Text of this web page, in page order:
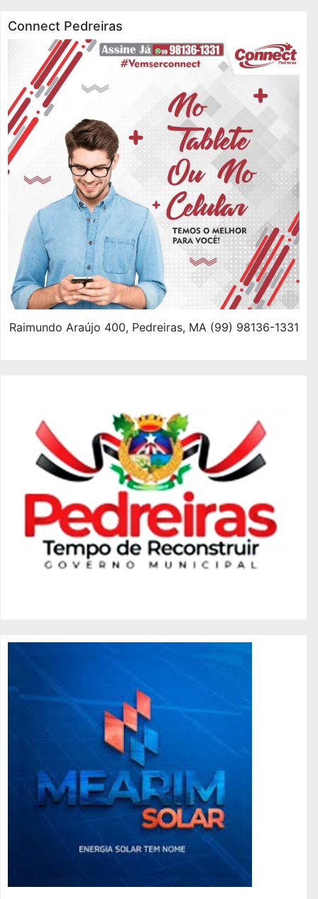
Connect Pedreiras
Raimundo Araújo 400, Pedreiras, MA (99) 98136-1331